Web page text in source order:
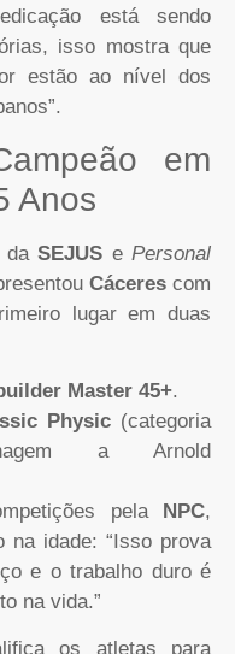
está sendo
isso mostra que
estão ao nível dos
em
Anos
daSEJUS ePersonal
Cácerescom
lugar em duas
Master 45+.
Physic (categoria
a Arnold
pela NPC,
na idade: “Isso prova
e o trabalho duro é
na vida.”
os atletas para